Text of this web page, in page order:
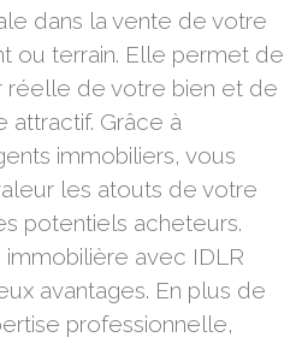
dans la vente de votre
ou terrain. Elle permet de
réelle de votre bien et de
attractif. Grâce à
immobiliers, vous
les atouts de votre
potentiels acheteurs.
immobilière avec IDLR
avantages. En plus de
professionnelle,